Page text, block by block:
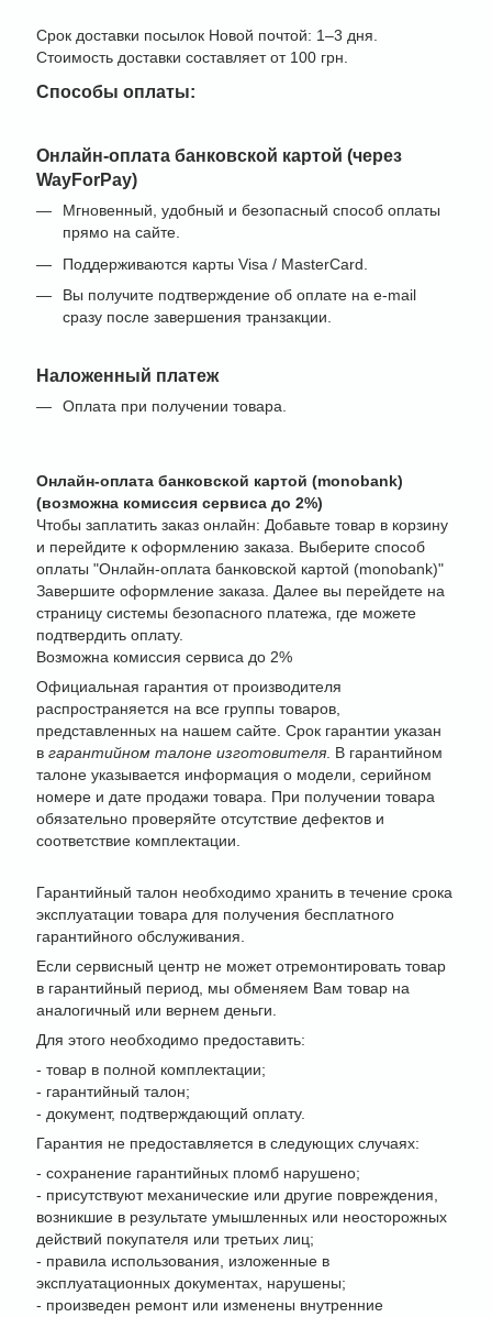
Срок доставки посылок Новой почтой: 1–3 дня.
Стоимость доставки составляет от 100 грн.
Способы оплаты:
Онлайн-оплата банковской картой (через
WayForPay)
Мгновенный, удобный и безопасный способ оплаты
прямо на сайте.
Поддерживаются карты Visa / MasterCard.
Вы получите подтверждение об оплате на e-mail
сразу после завершения транзакции.
Наложенный платеж
Оплата при получении товара.
Онлайн-оплата банковской картой (monobank)
(возможна комиссия сервиса до 2%)
Чтобы заплатить заказ онлайн: Добавьте товар в корзину
и перейдите к оформлению заказа. Выберите способ
оплаты "Онлайн-оплата банковской картой (monobank)"
Завершите оформление заказа. Далее вы перейдете на
страницу системы безопасного платежа, где можете
подтвердить оплату.
Возможна комиссия сервиса до 2%
Официальная гарантия от производителя
распространяется на все группы товаров,
представленных на нашем сайте. Срок гарантии указан
в гарантийном талоне изготовителя. В гарантийном
талоне указывается информация о модели, серийном
номере и дате продажи товара. При получении товара
обязательно проверяйте отсутствие дефектов и
соответствие комплектации.
Гарантийный талон необходимо хранить в течение срока
эксплуатации товара для получения бесплатного
гарантийного обслуживания.
Если сервисный центр не может отремонтировать товар
в гарантийный период, мы обменяем Вам товар на
аналогичный или вернем деньги.
Для этого необходимо предоставить:
- товар в полной комплектации;
- гарантийный талон;
- документ, подтверждающий оплату.
Гарантия не предоставляется в следующих случаях:
- сохранение гарантийных пломб нарушено;
- присутствуют механические или другие повреждения,
возникшие в результате умышленных или неосторожных
действий покупателя или третьих лиц;
- правила использования, изложенные в
эксплуатационных документах, нарушены;
- произведен ремонт или изменены внутренние